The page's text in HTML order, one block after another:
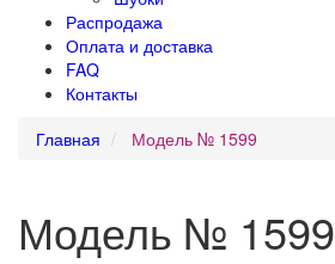
Распродажа
Оплата и доставка
FAQ
Контакты
Главная
Модель № 1599
Модель № 1599